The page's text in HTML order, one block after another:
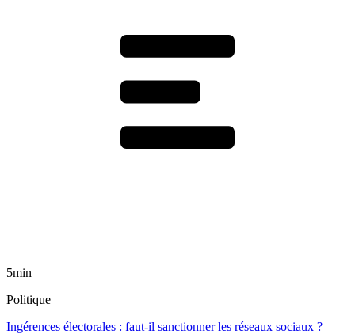
5min
Politique
Ingérences électorales : faut-il sanctionner les réseaux sociaux ?